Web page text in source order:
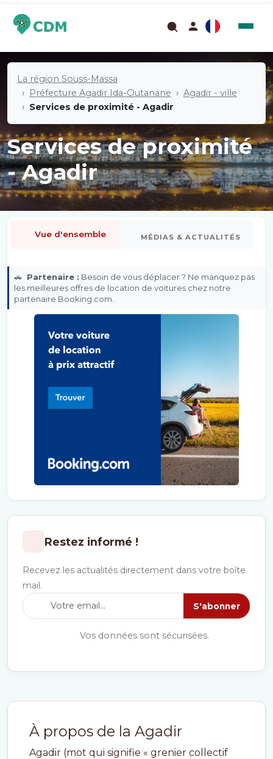
La région Souss-Massa
Préfecture Agadir Ida-Outanane
Agadir - ville
Services de proximité - Agadir
Services de proximité
- Agadir
À propos de la Agadir
Agadir (mot qui signifie « grenier collectif
Vue d'ensemble MÉDIAS & ACTUALITÉS
🚗 Partenaire : Besoin de vous déplacer ? Ne manquez pas
les meilleures offres de location de voitures chez notre
partenaire Booking.com.
Restez informé !
Recevez les actualités directement dans votre boîte
mail.
S'abonner
Vos données sont sécurisées.